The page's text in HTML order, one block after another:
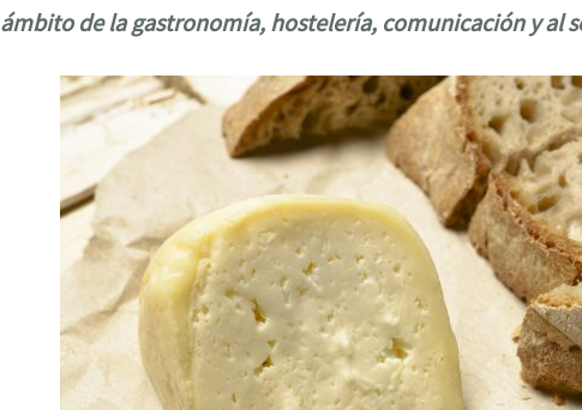
ámbito de la gastronomía, hostelería, comunicación y al